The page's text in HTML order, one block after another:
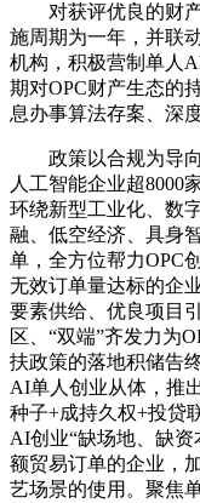
对获评优良的财产
施周期为一年，并联
机构，积极营制单人
期对OPC财产生态的
息办事算法存案、深
政策以合规为导向
人工智能企业超8000
环绕新型工业化、数
融、低空经济、具身
单，全方位帮力OPC
无效订单量达标的企
要素供给、优良项目
区、“双端”齐发力为
扶政策的落地积储告
AI单人创业从体，推
种子+成持久权+投贷
AI创业“缺场地、缺
额贸易订单的企业，
艺场景的使用。聚焦